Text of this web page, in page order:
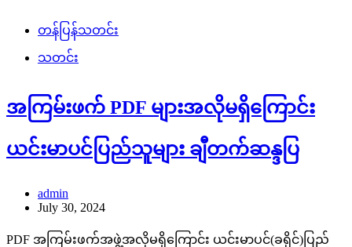
တန်ပြန်သတင်း
သတင်း
အကြမ်းဖက် PDF များအလိုမရှိကြောင်း
ယင်းမာပင်ပြည်သူများ ချီတက်ဆန္ဒပြ
admin
July 30, 2024
PDF အကြမ်းဖက်အဖွဲ့အလိုမရှိကြောင်း ယင်းမာပင်(ခရိုင်)ပြည်